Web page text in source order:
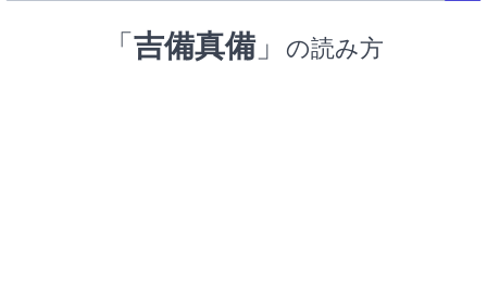
「吉備真備」 の読み方